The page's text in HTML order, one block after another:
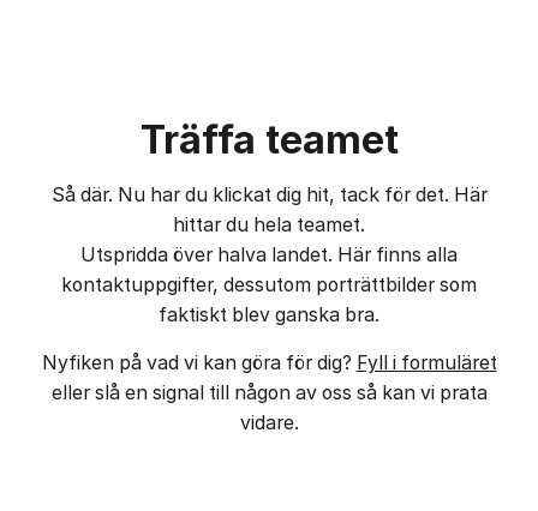
Träffa teamet
Så där. Nu har du klickat dig hit, tack för det. Här
hittar du hela teamet.
Utspridda över halva landet. Här finns alla
kontaktuppgifter, dessutom porträttbilder som
faktiskt blev ganska bra.
Nyfiken på vad vi kan göra för dig? Fyll i formuläret
eller slå en signal till någon av oss så kan vi prata
vidare.